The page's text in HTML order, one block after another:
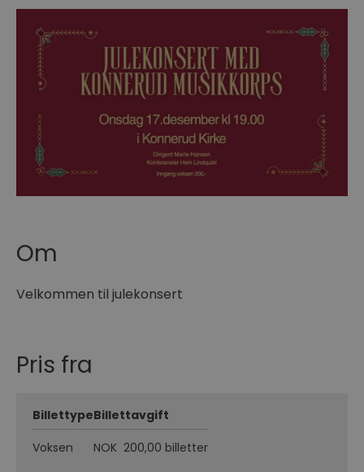
Om
Velkommen til julekonsert
Pris fra
BillettypeBillettavgift
Voksen
NOK 200,00 billetter